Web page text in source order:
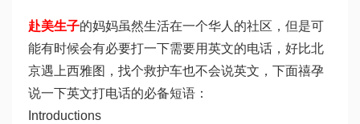
赴美生子的妈妈虽然生活在一个华人的社区，但是可
能有时候会有必要打一下需要用英文的电话，好比北
京遇上西雅图，找个救护车也不会说英文，下面禧孕
说一下英文打电话的必备短语：
Introductions